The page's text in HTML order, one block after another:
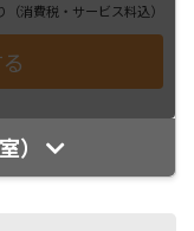
（消費税・サービス料込）
）